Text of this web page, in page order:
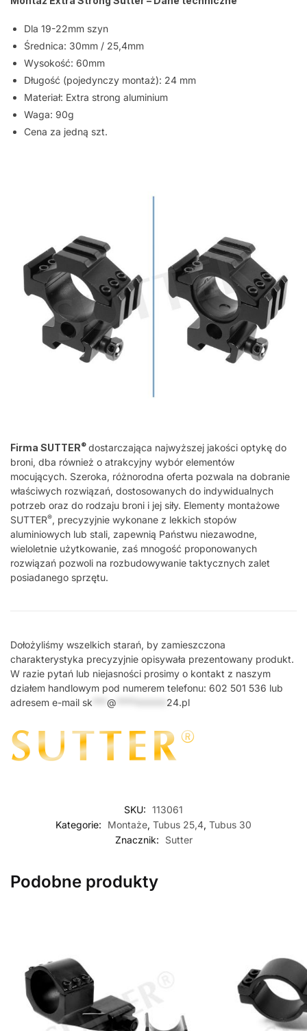
Dla 19-22mm szyn
Średnica: 30mm / 25,4mm
Wysokość: 60mm
Długość (pojedynczy montaż): 24 mm
Materiał: Extra strong aluminium
Waga: 90g
Cena za jedną szt.
Firma SUTTER® dostarczająca najwyższej jakości optykę do
broni, dba również o atrakcyjny wybór elementów
mocujących. Szeroka, różnorodna oferta pozwala na dobranie
właściwych rozwiązań, dostosowanych do indywidualnych
potrzeb oraz do rodzaju broni i jej siły. Elementy montażowe
SUTTER®, precyzyjnie wykonane z lekkich stopów
aluminiowych lub stali, zapewnią Państwu niezawodne,
wieloletnie użytkowanie, zaś mnogość proponowanych
rozwiązań pozwoli na rozbudowywanie taktycznych zalet
posiadanego sprzętu.
Dołożyliśmy wszelkich starań, by zamieszczona
charakterystyka precyzyjnie opisywała prezentowany produkt.
W razie pytań lub niejasności prosimy o kontakt z naszym
działem handlowym pod numerem telefonu: 602 501 536 lub
adresem e-mail sk @ 24.pl
SKU: 113061
Kategorie:
Montaże, Tubus 25,4, Tubus 30
Znacznik:
Sutter
Podobne produkty